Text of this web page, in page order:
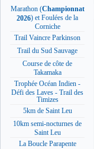
Marathon (Championnat
2026) et Foulées de la
Corniche
Trail Vaincre Parkinson
Trail du Sud Sauvage
Course de côte de
Takamaka
Trophée Océan Indien -
Défi des Laves - Trail des
Timizes
5km de Saint Leu
10km semi-nocturnes de
Saint Leu
La Boucle Parapente